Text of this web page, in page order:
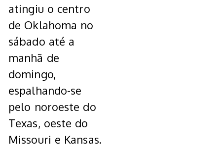
atingiu o centro
de Oklahoma no
sábado até a
manhã de
domingo,
espalhando-se
pelo noroeste do
Texas, oeste do
Missouri e Kansas.